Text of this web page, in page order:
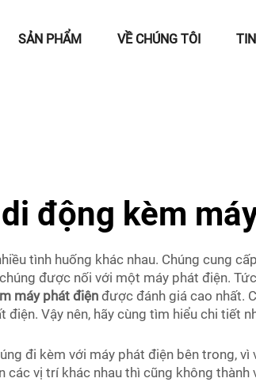
SẢN PHẨM VỀ CHÚNG TÔI
động kèm
tình huống khác nhau. Chúng cung
được nối với một máy phát điện.
máy phát điện được đánh giá cao nhất.
Vậy nên, hãy cùng tìm hiểu chi tiết
đi kèm với máy phát điện bên trong,
các vị trí khác nhau thì cũng không